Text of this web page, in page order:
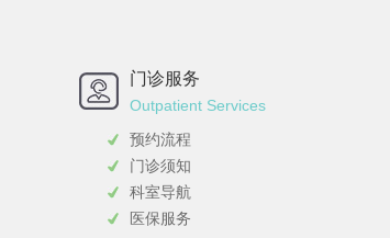
门诊服务
Outpatient Services
预约流程
门诊须知
科室导航
医保服务